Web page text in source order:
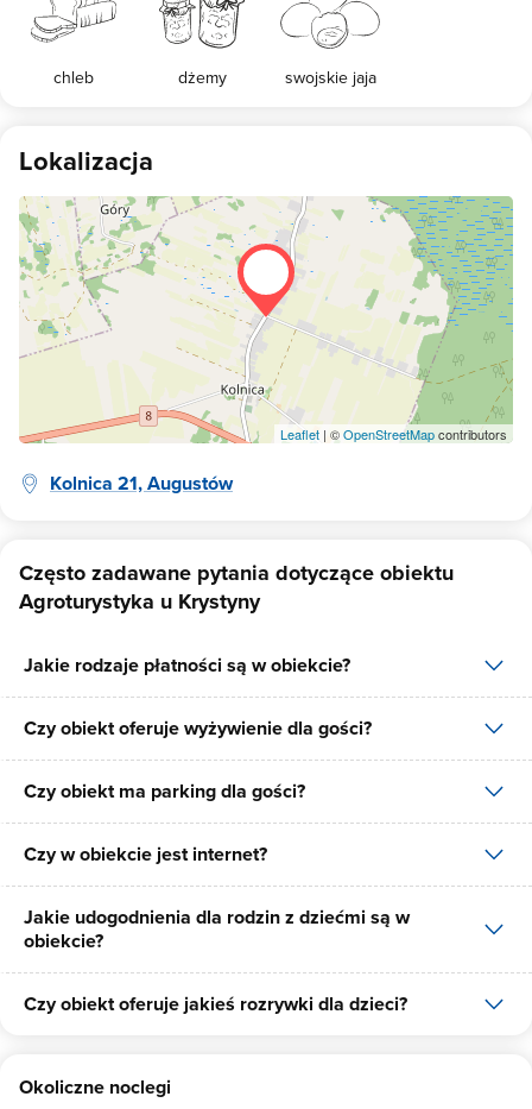
chleb dżemy swojskie jaja
Lokalizacja
Leaflet | ©OpenStreetMapcontributors
Kolnica 21, Augustów
Często zadawane pytania dotyczące obiektu
Agroturystyka u Krystyny
Jakie rodzaje płatności są w obiekcie?
W obiekcie dostępne są następujące formy płatności: gotówka,
płatność przelewem.
Czy obiekt oferuje wyżywienie dla gości?
W obiekcie dostępne jest wyżywienie dla gości, dostępne posiłki:
śniadania.
Czy obiekt ma parking dla gości?
Tak, Agroturystyka u Krystyny posiada bezpłatny parking dla gości
na 6 miejsc.
Czy w obiekcie jest internet?
Tak, Agroturystyka u Krystyny udostępnia dla swoich gości
internet.
Jakie udogodnienia dla rodzin z dziećmi są w
obiekcie?
Udogodnienia dla rodzin z dziećmi jakie oferuje Agroturystyka u
Czy obiekt oferuje jakieś rozrywki dla dzieci?
piaskownica, trampolina, huśtawka.
Okoliczne noclegi